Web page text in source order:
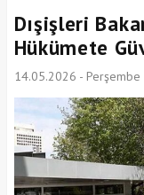
Dışişleri
Hükümete
14.05.2026 - Perşembe